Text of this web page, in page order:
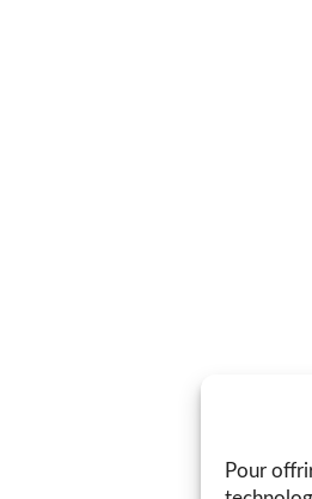
Pour